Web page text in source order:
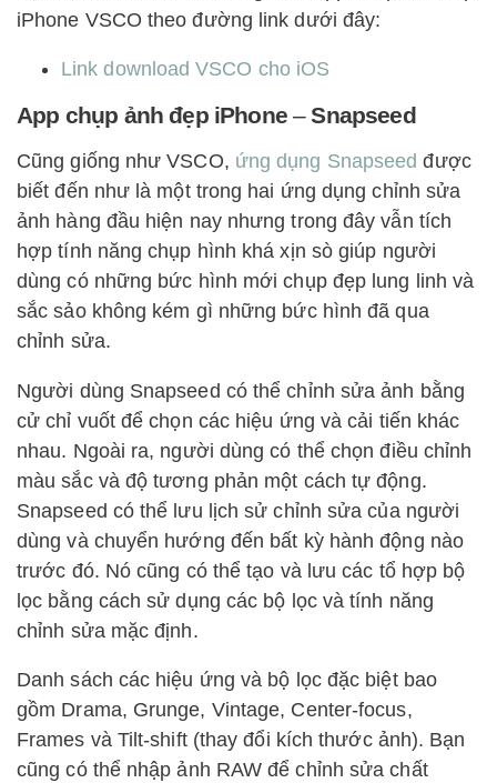
iPhone VSCO theo đường link dưới đây:
Link download VSCO cho iOS
App chụp ảnh đẹp iPhone–Snapseed
Cũng giống như VSCO, ứng dụng Snapseed được
biết đến như là một trong hai ứng dụng chỉnh sửa
ảnh hàng đầu hiện nay nhưng trong đây vẫn tích
hợp tính năng chụp hình khá xịn sò giúp người
dùng có những bức hình mới chụp đẹp lung linh và
sắc sảo không kém gì những bức hình đã qua
chỉnh sửa.
Người dùng Snapseed có thể chỉnh sửa ảnh bằng
cử chỉ vuốt để chọn các hiệu ứng và cải tiến khác
nhau. Ngoài ra, người dùng có thể chọn điều chỉnh
màu sắc và độ tương phản một cách tự động.
Snapseed có thể lưu lịch sử chỉnh sửa của người
dùng và chuyển hướng đến bất kỳ hành động nào
trước đó. Nó cũng có thể tạo và lưu các tổ hợp bộ
lọc bằng cách sử dụng các bộ lọc và tính năng
chỉnh sửa mặc định.
Danh sách các hiệu ứng và bộ lọc đặc biệt bao
gồm Drama, Grunge, Vintage, Center-focus,
Frames và Tilt-shift (thay đổi kích thước ảnh). Bạn
cũng có thể nhập ảnh RAW để chỉnh sửa chất